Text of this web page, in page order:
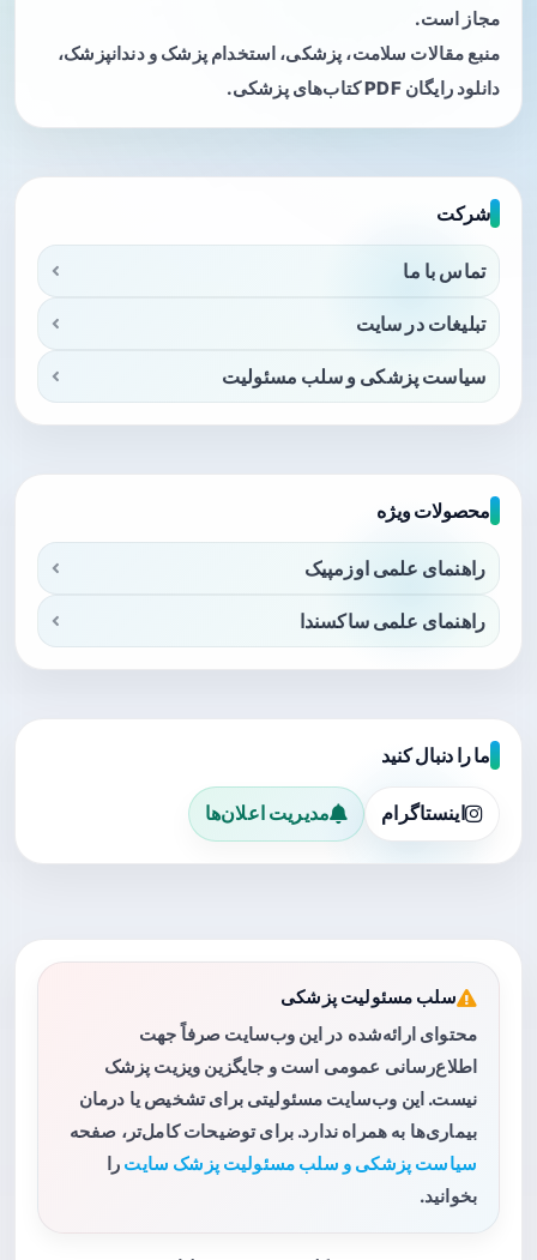
مجاز است.
منبع مقالات سلامت، پزشکی، استخدام پزشک و دندانپزشک،
دانلود رایگان PDF کتاب‌های پزشکی.
شرکت
تماس با ما
تبلیغات در سایت
سیاست پزشکی و سلب مسئولیت
محصولات ویژه
راهنمای علمی اوزمپیک
راهنمای علمی ساکسندا
ما را دنبال کنید
اینستاگرام مدیریت اعلان‌ها
سلب مسئولیت پزشکی
محتوای ارائه‌شده در این وب‌سایت صرفاً جهت
اطلاع‌رسانی عمومی است و جایگزین ویزیت پزشک
نیست. این وب‌سایت مسئولیتی برای تشخیص یا درمان
بیماری‌ها به همراه ندارد. برای توضیحات کامل‌تر، صفحه
سیاست پزشکی و سلب مسئولیت پزشک سایت را
بخوانید.